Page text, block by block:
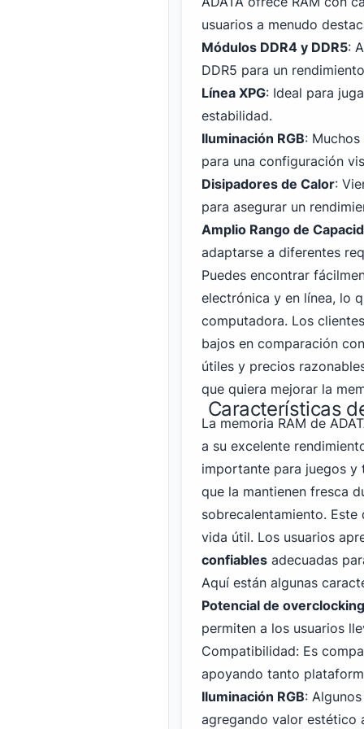
usuarios a menudo
Módulos DDR4 y DDR5:
DDR5 para un
Línea XPG: Ideal para
estabilidad.
Iluminación RGB:
para una configuración
Disipadores de Calor:
para asegurar un
Amplio Rango de
adaptarse a diferentes
Puedes encontrar
electrónica y en línea, lo
computadora. Los
bajos en comparación
útiles y precios
que quiera mejorar la
Características
La memoria RAM de
a su excelente
importante para juegos y
que la mantienen fresca
sobrecalentamiento.
vida útil. Los usuarios
confiables adecuadas
Aquí están algunas
Potencial de overclocking
permiten a los usuarios
Compatibilidad: Es
apoyando tanto
Iluminación RGB:
agregando valor estético